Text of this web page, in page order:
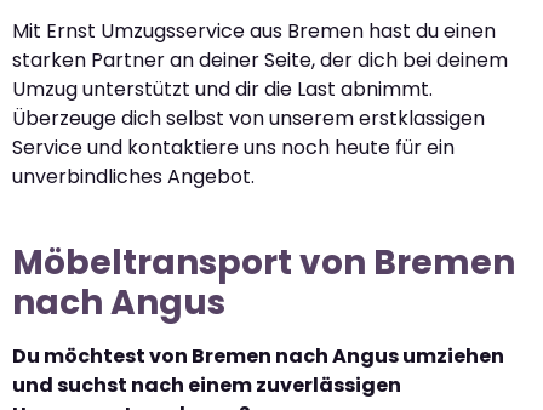
Mit Ernst Umzugsservice aus Bremen hast du einen
starken Partner an deiner Seite, der dich bei deinem
Umzug unterstützt und dir die Last abnimmt.
Überzeuge dich selbst von unserem erstklassigen
Service und kontaktiere uns noch heute für ein
unverbindliches Angebot.
Möbeltransport von Bremen
nach Angus
Du möchtest von Bremen nach Angus umziehen
und suchst nach einem zuverlässigen